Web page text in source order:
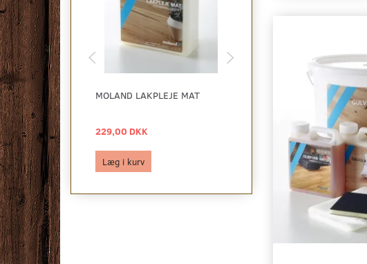
MOLAND LAKPLEJE MAT
229,00 DKK
Læg i kurv
MOLAND OLIEPLEJE NATUR
Læg i kurv